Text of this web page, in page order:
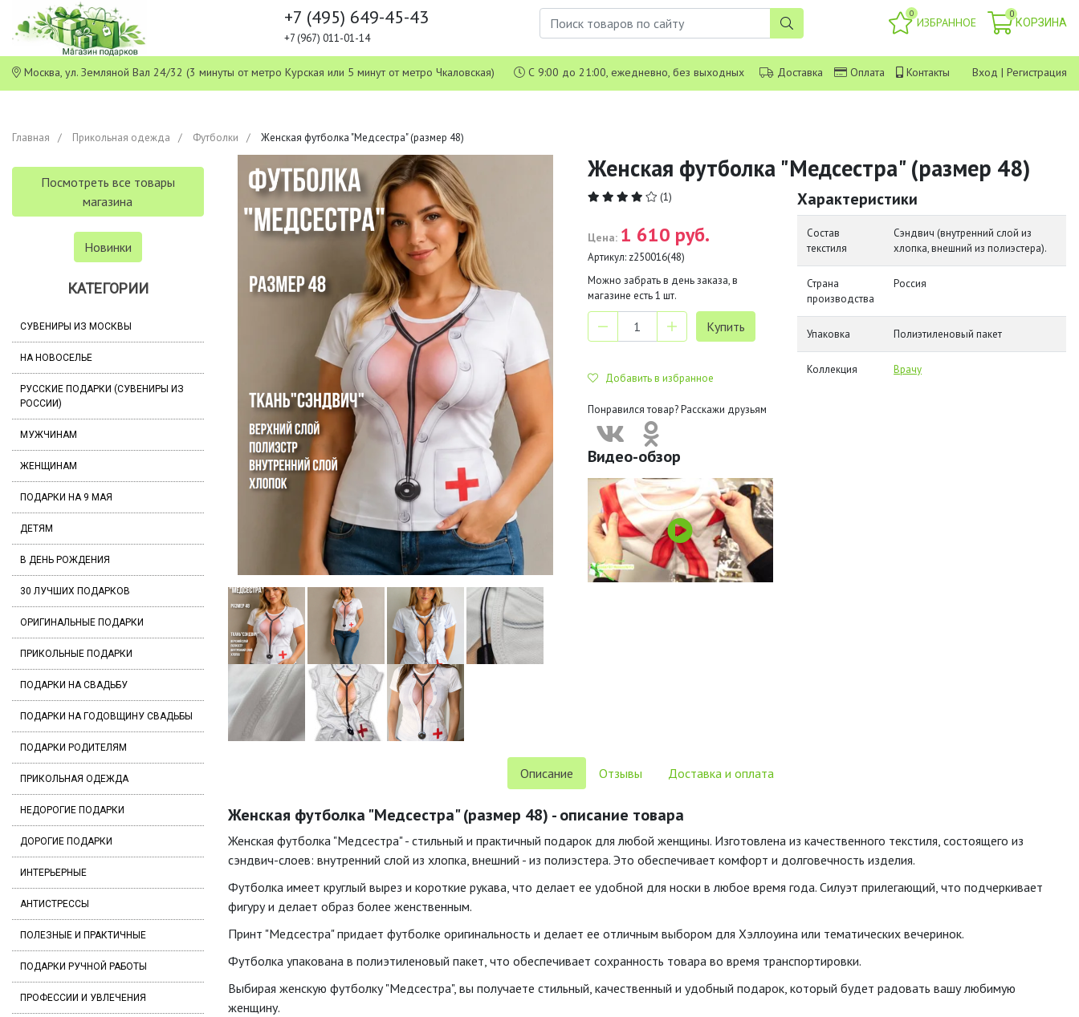
+7 (495) 649-45-43
+7 (967) 011-01-14
0
ИЗБРАННОЕ
0
КОРЗИНА
Москва, ул. Земляной Вал 24/32 (3 минуты от метро Курская или 5 минут от метро Чкаловская) С 9:00 до 21:00, ежедневно, без выходных Доставка Оплата Контакты Вход | Регистрация
Главная Прикольная одежда Футболки Женская футболка "Медсестра" (размер 48)
Посмотреть все товары
магазина
Новинки
КАТЕГОРИИ
СУВЕНИРЫ ИЗ МОСКВЫ
НА НОВОСЕЛЬЕ
РУССКИЕ ПОДАРКИ (СУВЕНИРЫ ИЗ
РОССИИ)
МУЖЧИНАМ
ЖЕНЩИНАМ
ПОДАРКИ НА 9 МАЯ
ДЕТЯМ
В ДЕНЬ РОЖДЕНИЯ
30 ЛУЧШИХ ПОДАРКОВ
ОРИГИНАЛЬНЫЕ ПОДАРКИ
ПРИКОЛЬНЫЕ ПОДАРКИ
ПОДАРКИ НА СВАДЬБУ
ПОДАРКИ НА ГОДОВЩИНУ СВАДЬБЫ
ПОДАРКИ РОДИТЕЛЯМ
ПРИКОЛЬНАЯ ОДЕЖДА
НЕДОРОГИЕ ПОДАРКИ
ДОРОГИЕ ПОДАРКИ
ИНТЕРЬЕРНЫЕ
АНТИСТРЕССЫ
ПОЛЕЗНЫЕ И ПРАКТИЧНЫЕ
ПОДАРКИ РУЧНОЙ РАБОТЫ
ПРОФЕССИИ И УВЛЕЧЕНИЯ
Женская футболка "Медсестра" (размер 48)
(1)
Цена: 1 610 руб.
Артикул: z250016(48)
Можно забрать в день заказа, в
магазине есть1 шт.
Добавить в избранное
Понравился товар? Расскажи друзьям
Видео-обзор
Характеристики
Состав
текстиля
Сэндвич (внутренний слой из
хлопка, внешний из полиэстера).
Страна
производства
Россия
Упаковка Полиэтиленовый пакет
Коллекция Врачу
Описание Отзывы Доставка и оплата
Женская футболка "Медсестра" (размер 48) - описание товара
Женская футболка "Медсестра" - стильный и практичный подарок для любой женщины. Изготовлена из качественного текстиля, состоящего из
сэндвич-слоев: внутренний слой из хлопка, внешний - из полиэстера. Это обеспечивает комфорт и долговечность изделия.
Футболка имеет круглый вырез и короткие рукава, что делает ее удобной для носки в любое время года. Силуэт прилегающий, что подчеркивает
фигуру и делает образ более женственным.
Принт "Медсестра" придает футболке оригинальность и делает ее отличным выбором для Хэллоуина или тематических вечеринок.
Футболка упакована в полиэтиленовый пакет, что обеспечивает сохранность товара во время транспортировки.
Выбирая женскую футболку "Медсестра", вы получаете стильный, качественный и удобный подарок, который будет радовать вашу любимую
женщину.